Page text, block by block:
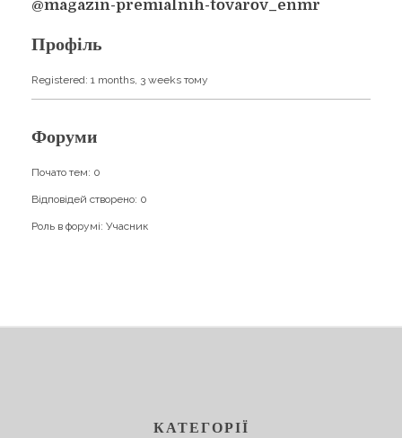
Бізнес допомога
Навчання
Карти Духів
@magazin-premialnih-tovarov_enmr
Профіль
Registered: 1 months, 3 weeks тому
Форуми
Почато тем: 0
Відповідей створено: 0
Роль в форумі: Учасник
КАТЕГОРІЇ